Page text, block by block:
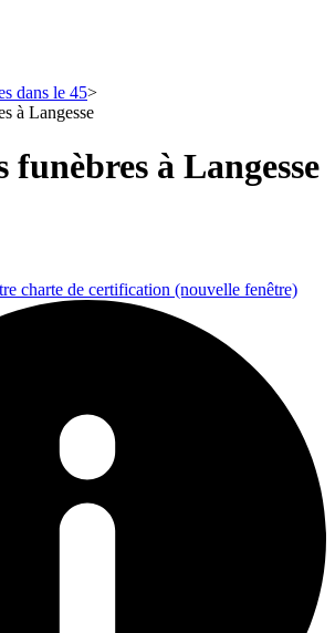
dans le 45
à Langesse
funèbres à Langesse
charte de certification (nouvelle fenêtre)